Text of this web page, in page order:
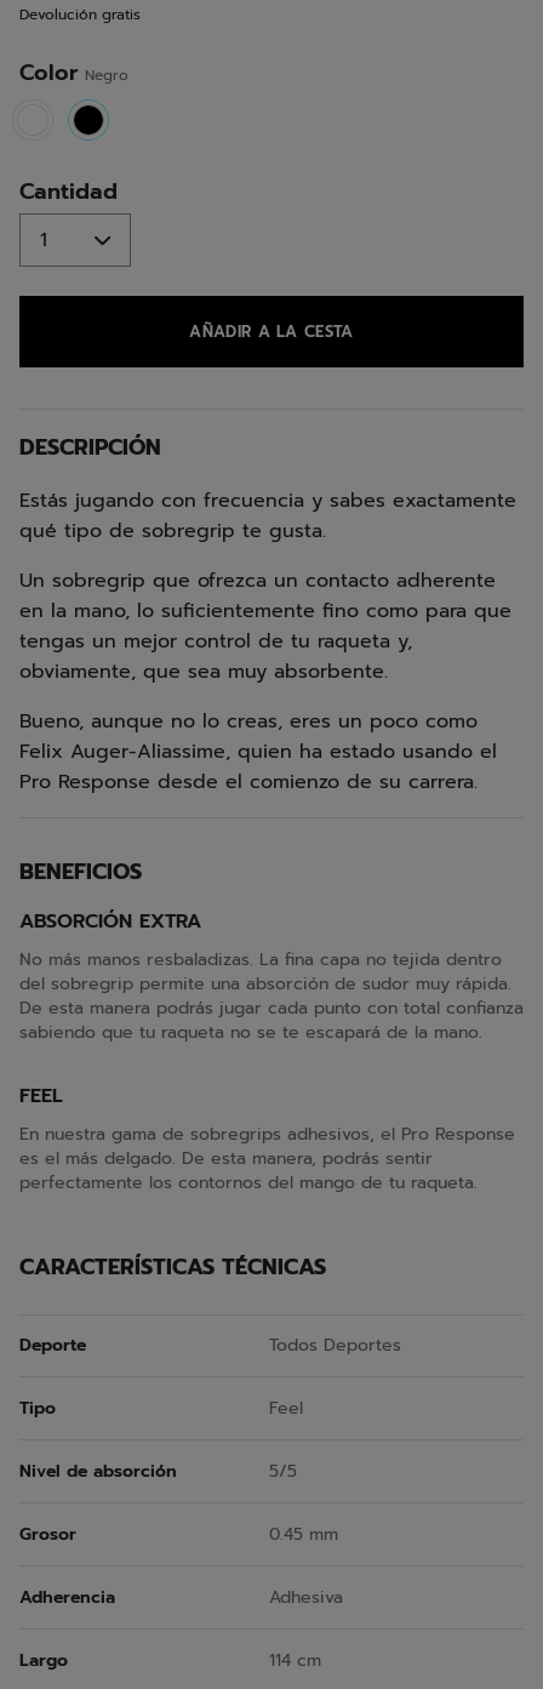
Devolución gratis
Color Negro
selected
Cantidad
AÑADIR A LA CESTA
DESCRIPCIÓN
Estás jugando con frecuencia y sabes exactamente
qué tipo de sobregrip te gusta.
Un sobregrip que ofrezca un contacto adherente
en la mano, lo suficientemente fino como para que
tengas un mejor control de tu raqueta y,
obviamente, que sea muy absorbente.
Bueno, aunque no lo creas, eres un poco como
Felix Auger-Aliassime, quien ha estado usando el
Pro Response desde el comienzo de su carrera.
BENEFICIOS
ABSORCIÓN EXTRA
No más manos resbaladizas. La fina capa no tejida dentro
del sobregrip permite una absorción de sudor muy rápida.
De esta manera podrás jugar cada punto con total confianza
sabiendo que tu raqueta no se te escapará de la mano.
FEEL
En nuestra gama de sobregrips adhesivos, el Pro Response
es el más delgado. De esta manera, podrás sentir
perfectamente los contornos del mango de tu raqueta.
CARACTERÍSTICAS TÉCNICAS
Deporte Todos Deportes
Tipo Feel
Nivel de absorción 5/5
Grosor 0.45 mm
Adherencia Adhesiva
Largo 114 cm